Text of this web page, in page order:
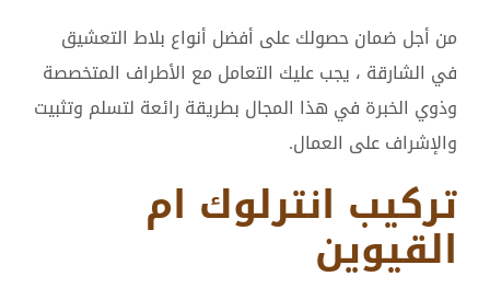
من أجل ضمان حصولك على أفضل أنواع بلاط التعشيق
في الشارقة ، يجب عليك التعامل مع الأطراف المتخصصة
وذوي الخبرة في هذا المجال بطريقة رائعة لتسلم وتثبيت
والإشراف على العمال.
تركيب انترلوك ام
القيوين